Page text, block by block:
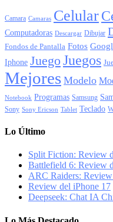
Camara Camaras Celular
Computadoras Descargar Dibujar
Fondos de Pantalla Fotos
Iphone Juego Juegos
Mejores Modelo
Notebook Programas Samsung
Sony Sony Ericson Tablet Teclado
Lo Último
Split Fiction: Review
Battlefield 6: Review
ARC Raiders:
Review del iPhone 17
Deepseek: Chat IA